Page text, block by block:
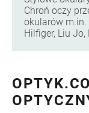
Chroń oczy
okularów m.in.
Hilfiger, Liu Jo,